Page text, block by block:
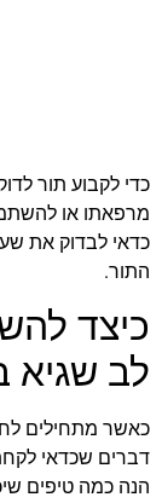
כדי לקבוע תור
מרפאתו או
כדאי לבדוק את
התור.
כיצד
לב שגיא
כאשר מתחילים
דברים שכדאי
הנה כמה טיפים